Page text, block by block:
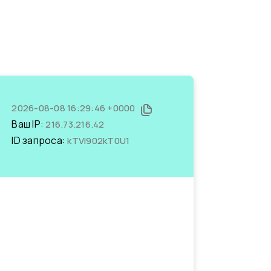
2026-08-08 16:29:46 +0000
Ваш IP:216.73.216.42
ID запроса:kTVl902kT0U1